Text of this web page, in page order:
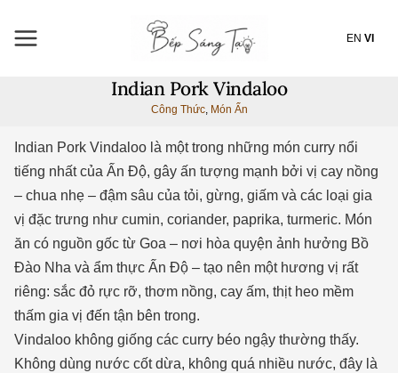
EN VI
Indian Pork Vindaloo
Công Thức, Món Ấn
Indian Pork Vindaloo là một trong những món curry nổi
tiếng nhất của Ấn Độ, gây ấn tượng mạnh bởi vị cay nồng
– chua nhẹ – đậm sâu của tỏi, gừng, giấm và các loại gia
vị đặc trưng như cumin, coriander, paprika, turmeric. Món
ăn có nguồn gốc từ Goa – nơi hòa quyện ảnh hưởng Bồ
Đào Nha và ẩm thực Ấn Độ – tạo nên một hương vị rất
riêng: sắc đỏ rực rỡ, thơm nồng, cay ấm, thịt heo mềm
thấm gia vị đến tận bên trong.
Vindaloo không giống các curry béo ngậy thường thấy.
Không dùng nước cốt dừa, không quá nhiều nước, đây là